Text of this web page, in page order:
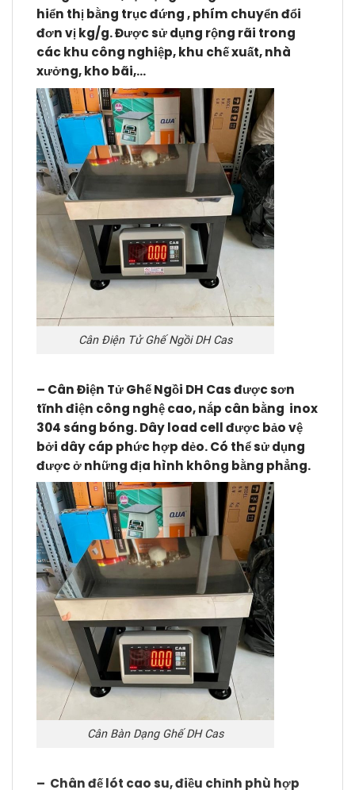
hiển thị bằng trục đứng , phím chuyển đổi
đơn vị kg/g. Được sử dụng rộng rãi trong
các khu công nghiệp, khu chế xuất, nhà
xưởng, kho bãi,…
Cân Điện Tử Ghế Ngồi DH Cas
– Cân Điện Tử Ghế Ngồi DH Casđược sơn
tĩnh điện công nghệ cao, nắp cân bằng inox
304 sáng bóng. Dây load cell được bảo vệ
bởi dây cáp phức hợp dẻo. Có thể sử dụng
được ở những địa hình không bằng phẳng.
Cân Bàn Dạng Ghế DH Cas
– Chân đế lót cao su, điều chỉnh phù hợp